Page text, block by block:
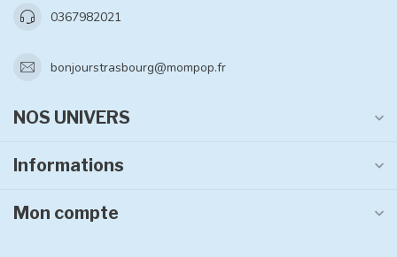
0367982021
bonjourstrasbourg@mompop.fr
NOS UNIVERS
Informations
Mon compte